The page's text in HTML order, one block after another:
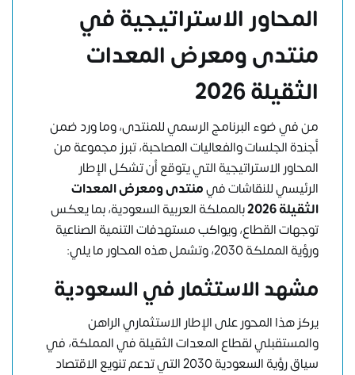
المحاور الاستراتيجية في
منتدى ومعرض المعدات
الثقيلة 2026
من في ضوء البرنامج الرسمي للمنتدى، وما ورد ضمن
أجندة الجلسات والفعاليات المصاحبة، تبرز مجموعة من
المحاور الاستراتيجية التي يتوقع أن تشكل الإطار
الرئيسي للنقاشات فيمنتدى ومعرض المعدات
الثقيلة 2026
بالمملكة العربية السعودية، بما يعكس
توجهات القطاع، ويواكب مستهدفات التنمية الصناعية
ورؤية المملكة 2030، وتشمل هذه المحاور ما يلي:
مشهد الاستثمار في السعودية
يركز هذا المحور على الإطار الاستثماري الراهن
والمستقبلي لقطاع المعدات الثقيلة في المملكة، في
سياق رؤية السعودية 2030 التي تدعم تنويع الاقتصاد